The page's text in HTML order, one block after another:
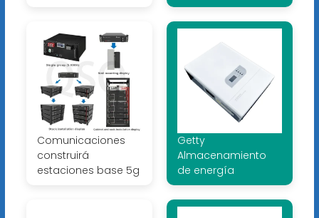
Comunicaciones
construirá
estaciones base 5g
Getty
Almacenamiento
de energía